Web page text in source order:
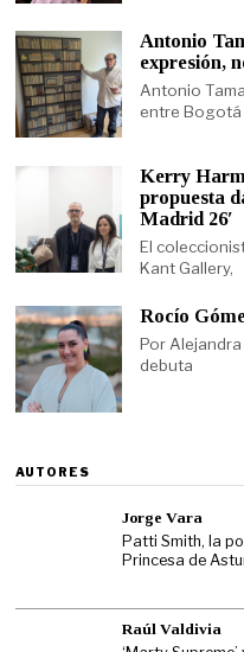
Antonio
expresión,
Antonio
entre Bogotá
Kerry
propuesta
Madrid 26′
El
Kant Gallery,
Rocío
Por
debuta
AUTORES
Jorge Vara
Patti Smith, la
Princesa de
Raúl Valdivia